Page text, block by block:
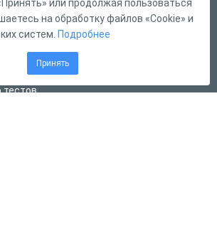
связи
тестов
или продолжая пользоваться
на обработку файлов «Cookie» и
систем. Подробнее
Принять